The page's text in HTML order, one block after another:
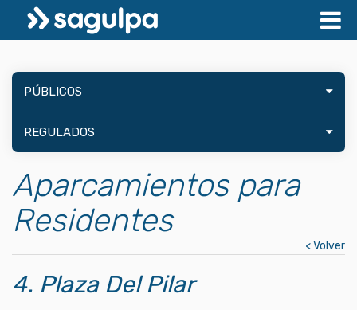
PÚBLICOS
REGULADOS
Aparcamientos para
Residentes
< Volver
4. Plaza Del Pilar